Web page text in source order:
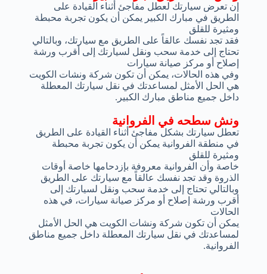
ونش سطحه في الفروانية
تعطل سيارتك بشكل مفاجئ أثناء القيادة على الطريق
في منطقة الفروانية يمكن أن يكون تجربة محبطة
ومثيرة للقلق
خاصة وأن الفروانية معروفة بإزدحامها خاصة أوقات
الذروة وقد تجد نفسك عالقاً مع سيارتك على الطريق
وبالتالي تحتاج إلى خدمة سحب ونقل لسيارتك إلى
أقرب ورشة إصلاح أو مركز صيانة سيارات، في هذه
الحالات
يمكن أن تكون شركة ونشات الكويت هي الحل الأمثل
لمساعدتك في نقل سيارتك المعطلة داخل جميع مناطق
الفروانية.
إن تعرض سيارتك لعطل مفاجئ أثناء القيادة على
الطريق في مبارك الكبير يمكن أن يكون تجربة محبطة
ومثيرة للقلق
فقد تجد نفسك عالقاً على الطريق مع سيارتك، وبالتالي
تحتاج إلى خدمة سحب ونقل لسيارتك إلى أقرب ورشة
إصلاح أو مركز صيانة سيارات
وفي هذه الحالات، يمكن أن تكون شركة ونشات الكويت
هي الحل الأمثل لمساعدتك في نقل سيارتك المعطلة
داخل جميع مناطق مبارك الكبير.